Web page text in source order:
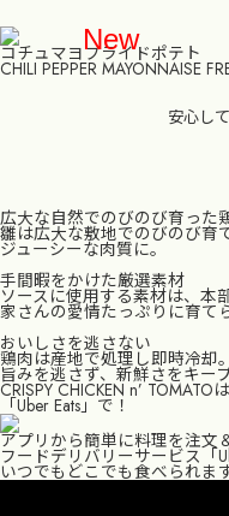
GRAND MENU
SHOP
FOOD BRAND
MOBILE ORDER
RECRUIT
CONTACT
New
コチュマヨフライドポテト
CHILI PEPPER MAYONNAISE
安心し
広大な自然でのびのび育った
雛は広大な敷地でのびのび育
ジューシーな肉質に。
手間暇をかけた厳選素材
ソースに使用する素材は、本
家さんの愛情たっぷりに育て
おいしさを逃さない
鶏肉は産地で処理し即時冷却。
旨みを逃さず、新鮮さをキー
CRISPY CHICKEN n’ TOMATOは
「Uber Eats」で！
アプリから簡単に料理を注文
フードデリバリーサービス「
いつでもどこでも食べられま